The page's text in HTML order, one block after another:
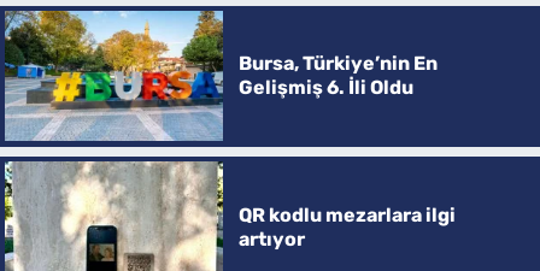
Bursa, Türkiye’nin En
Gelişmiş 6. İli Oldu
QR kodlu mezarlara ilgi
artıyor